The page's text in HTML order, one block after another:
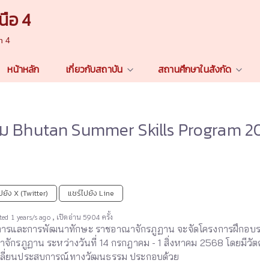
อ 4
4
หน้าหลัก เกี่ยวกับสถาบัน สถานศึกษาในสังกัด
Bhutan Summer Skills Program
ยัง X (Twitter) แชร์ไปยัง Line
1 years/s ago, เปิดอ่าน 5904 ครั้ง
ละการพัฒนาทักษะ ราชอาณาจักรภูฏาน จะจัดโครงการฝึกอบ
กรภูฏาน ระหว่างวันที่ 14 กรกฎาคม - 1 สิ่งหาคม 2568โดยมีวั
ลี่ยนประสบการณ์ทางวัฒนธรรม ประกอบด้วย